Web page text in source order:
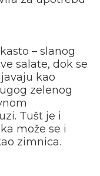
– slanog
salate, dok se
kao
zelenog
Tušt je i
može se i
zimnica.